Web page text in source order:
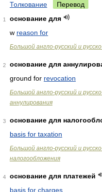
Толкование Перевод
1
основание для
w reason for
Большой англо-русский и
2
основание для
ground for revocation
Большой англо-русский и
аннулирования
3
основание для
basis for taxation
Большой англо-русский и
налогообложения
4
основание для платежей
basis for charges